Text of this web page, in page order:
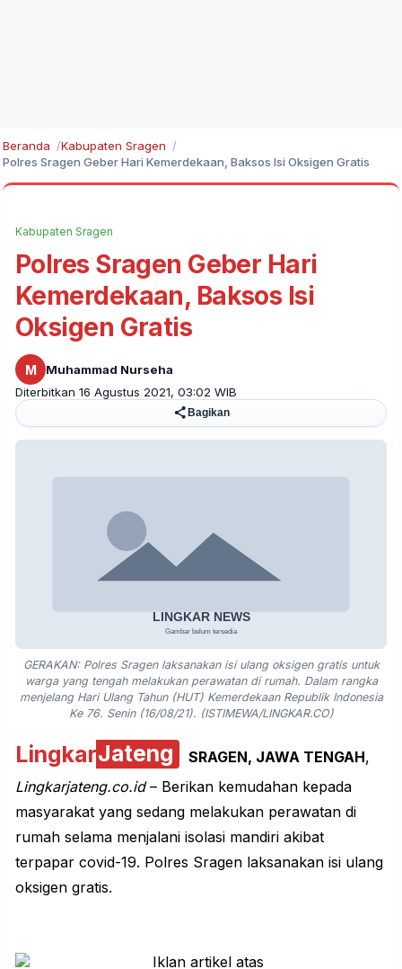
Beranda
Kabupaten Sragen
Polres Sragen Geber Hari Kemerdekaan, Baksos Isi Oksigen Gratis
Kabupaten Sragen
Polres Sragen Geber Hari
Kemerdekaan, Baksos Isi
Oksigen Gratis
M
Muhammad Nurseha
Diterbitkan 16 Agustus 2021, 03:02 WIB
Bagikan
GERAKAN: Polres Sragen laksanakan isi ulang oksigen gratis untuk
warga yang tengah melakukan perawatan di rumah. Dalam rangka
menjelang Hari Ulang Tahun (HUT) Kemerdekaan Republik Indonesia
Ke 76. Senin (16/08/21). (ISTIMEWA/LINGKAR.CO)
LingkarJateng SRAGEN, JAWA TENGAH,
Lingkarjateng.co.id– Berikan kemudahan kepada
masyarakat yang sedang melakukan perawatan di
rumah selama menjalani isolasi mandiri akibat
terpapar covid-19. Polres Sragen laksanakan isi ulang
oksigen gratis.